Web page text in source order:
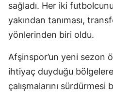
sağladı. Her iki
yakından tanıması,
yönlerinden biri oldu.
Afşinspor’un yeni sezon
ihtiyaç duyduğu
çalışmalarını